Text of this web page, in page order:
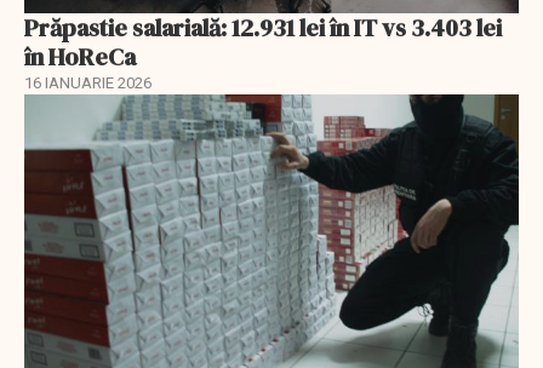
Prăpastie salarială: 12.931 lei în IT vs 3.403 lei
în HoReCa
16 IANUARIE 2026